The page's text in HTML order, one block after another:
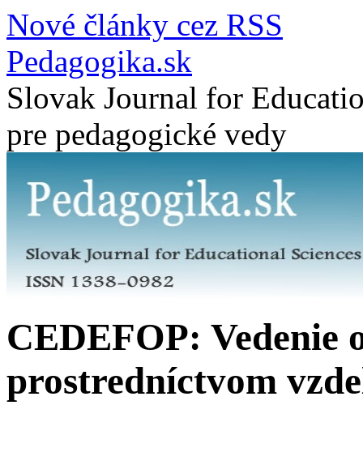
Nové články cez RSS
Pedagogika.sk
Slovak Journal for
pre pedagogické vedy
CEDEFOP: Vedenie
prostredníctvom